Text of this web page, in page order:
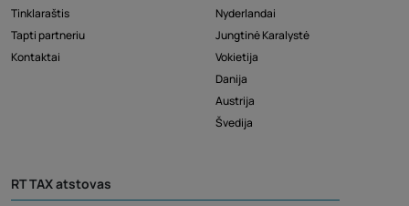
Tinklaraštis
Tapti partneriu
Kontaktai
Nyderlandai
Jungtinė Karalystė
Vokietija
Danija
Austrija
Švedija
RT TAX atstovas